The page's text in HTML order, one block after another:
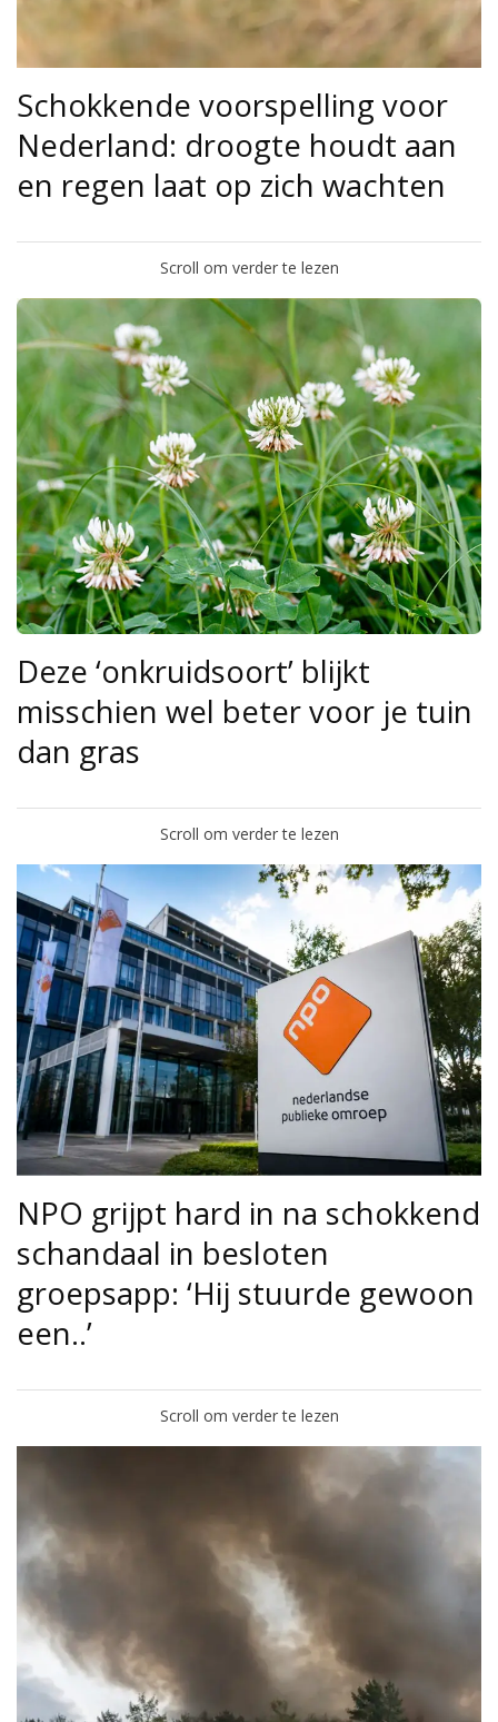
Schokkende voorspelling voor
Nederland: droogte houdt aan
en regen laat op zich wachten
Scroll om verder te lezen
Deze ‘onkruidsoort’ blijkt
misschien wel beter voor je tuin
dan gras
Scroll om verder te lezen
NPO grijpt hard in na schokkend
schandaal in besloten
groepsapp: ‘Hij stuurde gewoon
een..’
Scroll om verder te lezen